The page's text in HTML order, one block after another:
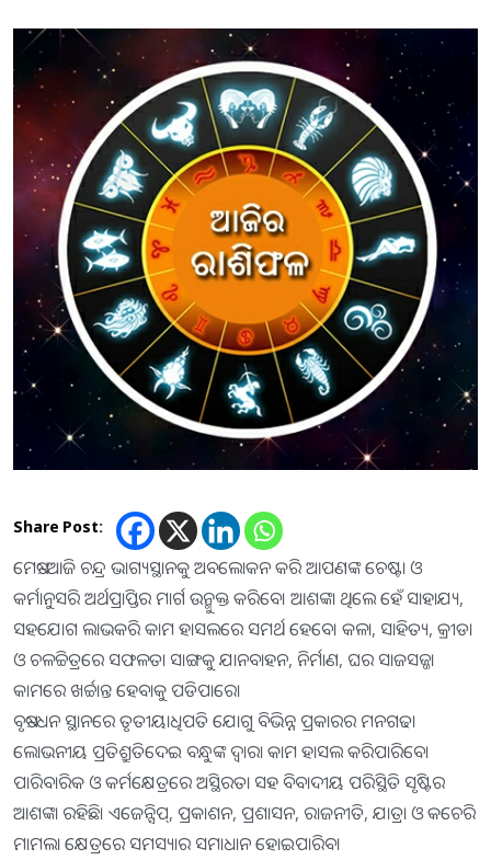
Share Post:
ମେଷ:-ଆଜି ଚନ୍ଦ୍ର ଭାଗ୍ୟସ୍ଥାନକୁ ଅବଲୋକନ କରି ଆପଣଙ୍କ ଚେଷ୍ଟା ଓ
କର୍ମାନୁସରି ଅର୍ଥପ୍ରାପ୍ତିର ମାର୍ଗ ଉନ୍ମୁକ୍ତ କରିବେ। ଆଶଙ୍କା ଥିଲେ ହେଁ ସାହାଯ୍ୟ,
ସହଯୋଗ ଲାଭକରି କାମ ହାସଲରେ ସମର୍ଥ ହେବେ। କଳା, ସାହିତ୍ୟ, କ୍ରୀଡା
ଓ ଚଳଚ୍ଚିତ୍ରରେ ସଫଳତା ସାଙ୍ଗକୁ ଯାନବାହନ, ନିର୍ମାଣ, ଘର ସାଜସଜ୍ଜା
କାମରେ ଖର୍ଚ୍ଚାନ୍ତ ହେବାକୁ ପଡିପାରେ।
ବୃଷ:-ଧନ ସ୍ଥାନରେ ତୃତୀୟାଧିପତି ଯୋଗୁ ବିଭିନ୍ନ ପ୍ରକାରର ମନଗଢା
ଲୋଭନୀୟ ପ୍ରତିଶ୍ରୁତିଦେଇ ବନ୍ଧୁଙ୍କ ଦ୍ୱାରା କାମ ହାସଲ କରିପାରିବେ।
ପାରିବାରିକ ଓ କର୍ମକ୍ଷେତ୍ରରେ ଅସ୍ଥିରତା ସହ ବିବାଦୀୟ ପରିସ୍ଥିତି ସୃଷ୍ଟିର
ଆଶଙ୍କା ରହିଛି। ଏଜେନ୍ସିପ୍‌, ପ୍ରକାଶନ, ପ୍ରଶାସନ, ରାଜନୀତି, ଯାତ୍ରା ଓ କଚେରି
ମାମଲା କ୍ଷେତ୍ରରେ ସମସ୍ୟାର ସମାଧାନ ହୋଇପାରିବ।